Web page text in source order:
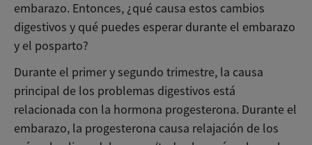
embarazo. Entonces, ¿qué causa estos cambios
digestivos y qué puedes esperar durante el embarazo
y el posparto?
Durante el primer y segundo trimestre, la causa
principal de los problemas digestivos está
relacionada con la hormona progesterona. Durante el
embarazo, la progesterona causa relajación de los